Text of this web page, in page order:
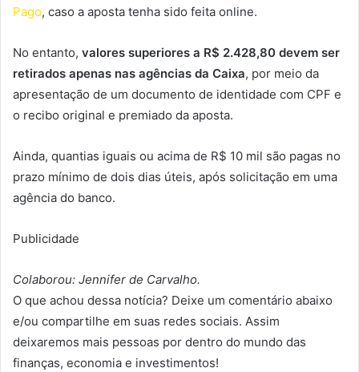
Pago, caso a aposta tenha sido feita online.
No entanto, valores superiores a R$ 2.428,80 devem ser
retirados apenas nas agências da Caixa, por meio da
apresentação de um documento de identidade com CPF e
o recibo original e premiado da aposta.
Ainda, quantias iguais ou acima de R$ 10 mil são pagas no
prazo mínimo de dois dias úteis, após solicitação em uma
agência do banco.
Publicidade
Colaborou: Jennifer de Carvalho.
O que achou dessa notícia? Deixe um comentário abaixo
e/ou compartilhe em suas redes sociais. Assim
deixaremos mais pessoas por dentro do mundo das
finanças, economia e investimentos!